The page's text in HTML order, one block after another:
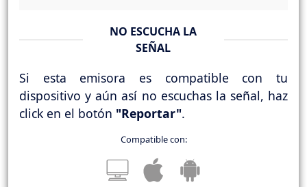
NO ESCUCHA LA
SEÑAL
Si esta emisora es compatible con tu
dispositivo y aún así no escuchas la señal, haz
click en el botón "Reportar".
Compatible con: